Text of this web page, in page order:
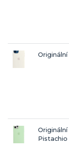
Originální
Originální
Pistachio